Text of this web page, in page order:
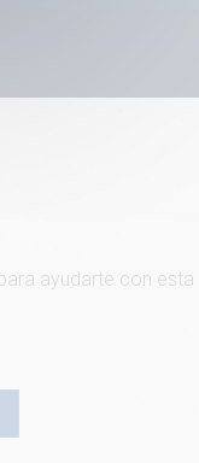
ayudarte con esta